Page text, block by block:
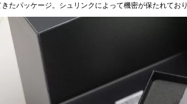
きたパッケージ。シュリンクによって機密が保たれて